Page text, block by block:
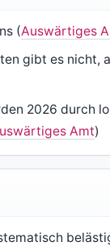
(Auswärtiges
gibt es nicht,
2026 durch
Amt)